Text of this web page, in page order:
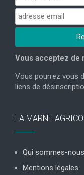
Vous acceptez de
Vous pourrez vous
liens de
LA MARNE
Qui sommes-
Mentions légales